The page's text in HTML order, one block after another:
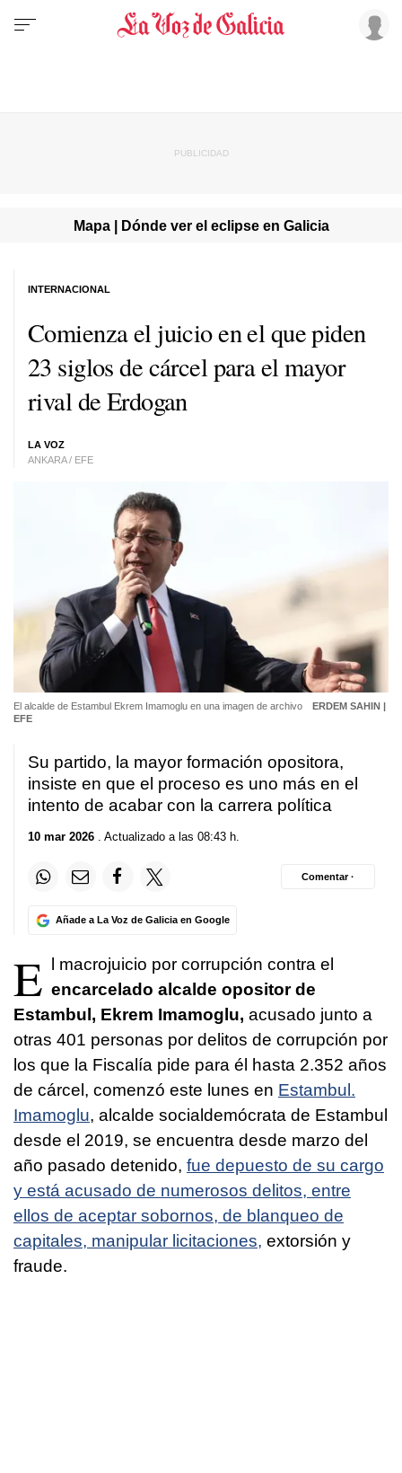
Mapa | Dónde ver el eclipse en Galicia
Comienza el juicio en el que piden
23 siglos de cárcel para el mayor
rival de Erdogan
LA VOZ
ANKARA / EFE
INTERNACIONAL
El alcalde de Estambul Ekrem Imamoglu en una imagen de archivo
ERDEM SAHIN |
EFE
Su partido, la mayor formación opositora,
insiste en que el proceso es uno más en el
intento de acabar con la carrera política
10 mar 2026 . Actualizado a las 08:43 h.
Añade a La Voz de Galicia en Google
Comentar ·
E
l macrojuicio por corrupción contra el
encarcelado alcalde opositor de
Estambul, Ekrem Imamoglu, acusado junto a
otras 401 personas por delitos de corrupción por
los que la Fiscalía pide para él hasta 2.352 años
de cárcel, comenzó este lunes en Estambul.
Imamoglu, alcalde socialdemócrata de Estambul
desde el 2019, se encuentra desde marzo del
año pasado detenido, fue depuesto de su cargo
y está acusado de numerosos delitos, entre
ellos de aceptar sobornos, de blanqueo de
capitales, manipular licitaciones, extorsión y
fraude.